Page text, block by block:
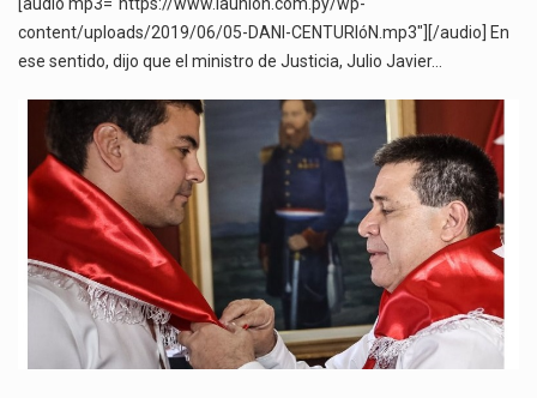
content/uploads/2019/06/05-DANI-CENTURIóN.mp3"][/audio] En
ese sentido, dijo que el ministro de Justicia, Julio Javier…